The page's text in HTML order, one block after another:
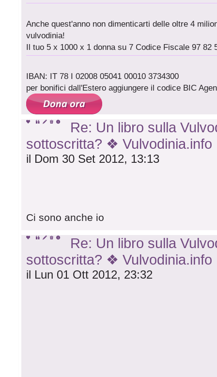
Anche quest'anno non dimenticarti delle oltre 4
vulvodinia!
Il tuo 5 x 1000 x 1 donna su 7 Codice Fiscale 97 82
IBAN: IT 78 I 02008 05041 00010 3734300
per bonifici dall'Estero aggiungere il codice BIC
Re: Un libro sulla
sottoscritta? ❖ Vulvodinia.info
il Dom 30 Set 2012, 13:13
Ci sono anche io
Re: Un libro sulla
sottoscritta? ❖ Vulvodinia.info
il Lun 01 Ott 2012, 23:32